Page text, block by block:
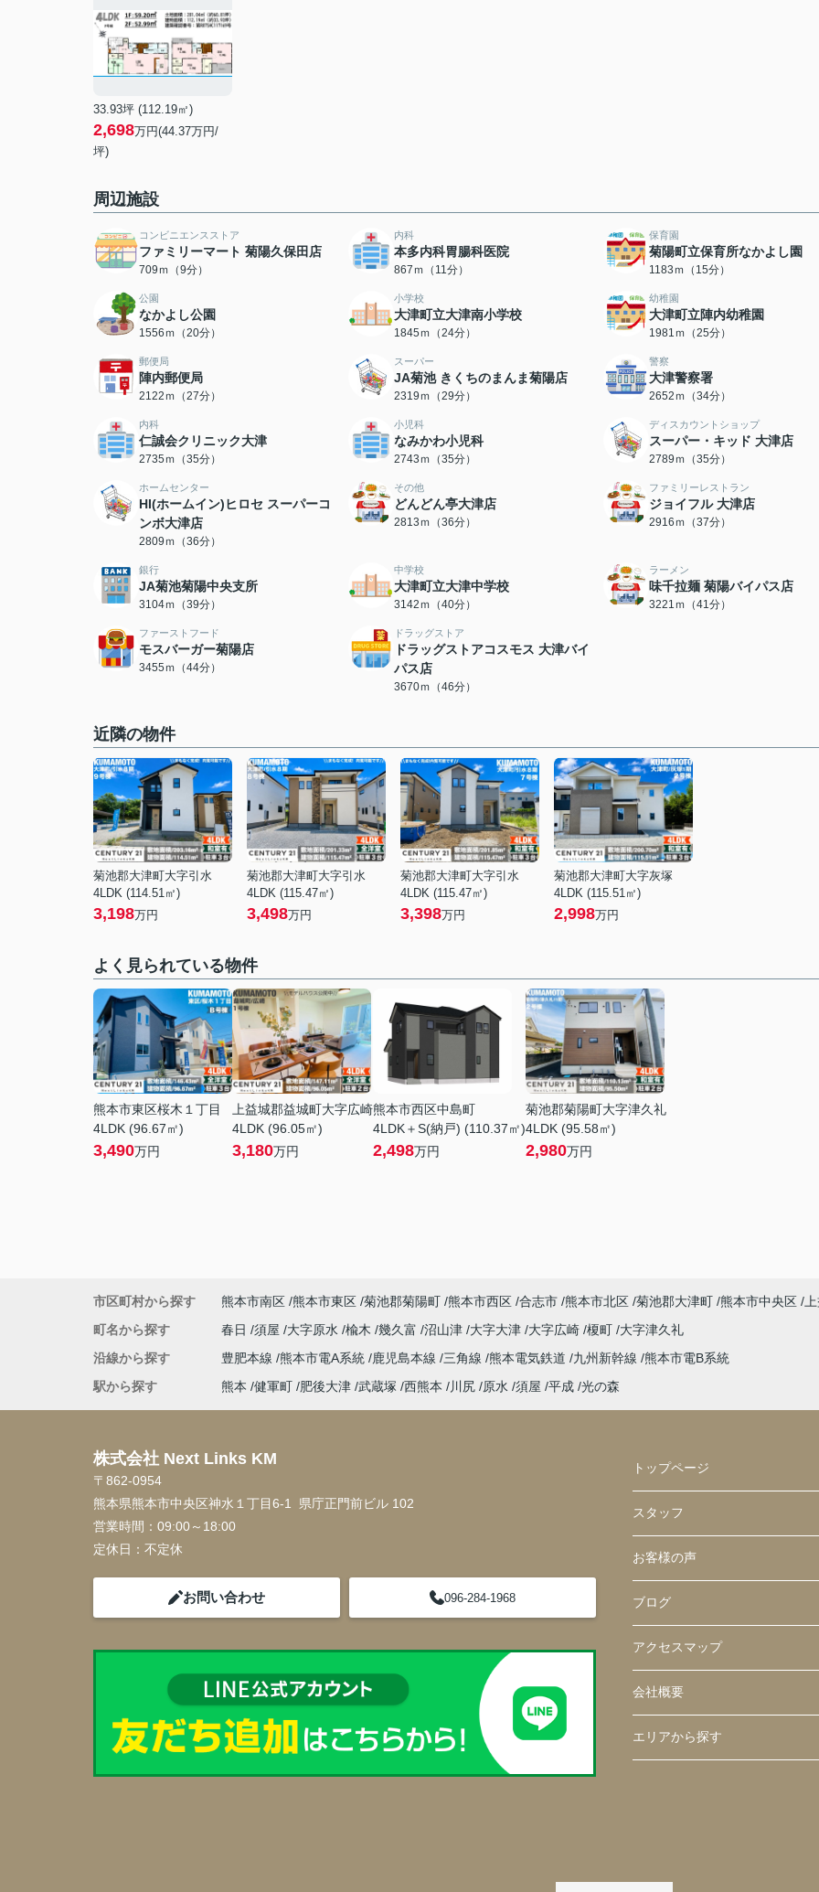
33.93坪 (112.19㎡)
2,698万円(44.37万円/
坪)
周辺施設
コンビニエンスストア
ファミリーマート 菊陽久保田店
709ｍ（9分）
内科
本多内科胃腸科医院
867ｍ（11分）
保育園
菊陽町立保育所なかよし園
1183ｍ（15分）
公園
なかよし公園
1556ｍ（20分）
小学校
大津町立大津南小学校
1845ｍ（24分）
幼稚園
大津町立陣内幼稚園
1981ｍ（25分）
郵便局
陣内郵便局
2122ｍ（27分）
スーパー
JA菊池 きくちのまんま菊陽店
2319ｍ（29分）
警察
大津警察署
2652ｍ（34分）
内科
仁誠会クリニック大津
2735ｍ（35分）
小児科
なみかわ小児科
2743ｍ（35分）
ディスカウントショップ
スーパー・キッド 大津店
2789ｍ（35分）
ホームセンター
HI(ホームイン)ヒロセ スーパーコ
ンボ大津店
2809ｍ（36分）
その他
どんどん亭大津店
2813ｍ（36分）
ファミリーレストラン
ジョイフル 大津店
2916ｍ（37分）
銀行
JA菊池菊陽中央支所
3104ｍ（39分）
中学校
大津町立大津中学校
3142ｍ（40分）
ラーメン
味千拉麺 菊陽バイパス店
3221ｍ（41分）
ファーストフード
モスバーガー菊陽店
3455ｍ（44分）
ドラッグストア
ドラッグストアコスモス 大津バイ
パス店
3670ｍ（46分）
近隣の物件
菊池郡大津町大字引水
4LDK (114.51㎡)
3,198万円
菊池郡大津町大字引水
4LDK (115.47㎡)
3,498万円
菊池郡大津町大字引水
4LDK (115.47㎡)
3,398万円
菊池郡大津町大字灰塚
4LDK (115.51㎡)
2,998万円
よく見られている物件
熊本市東区桜木１丁目
4LDK (96.67㎡)
3,490万円
上益城郡益城町大字広崎
4LDK (96.05㎡)
3,180万円
熊本市西区中島町
4LDK＋S(納戸) (110.37㎡)
2,498万円
菊池郡菊陽町大字津久礼
4LDK (95.58㎡)
2,980万円
市区町村から探す 熊本市南区 熊本市東区 菊池郡菊陽町 熊本市西区 合志市 熊本市北区 菊池郡大津町 熊本市中央区
町名から探す
春日 須屋 大字原水 楡木 幾久富 沼山津 大字大津 大字広崎 榎町 大字津久礼
沿線から探す
豊肥本線 熊本市電A系統 鹿児島本線 三角線 熊本電気鉄道 九州新幹線 熊本市電B系統
駅から探す
熊本 健軍町 肥後大津 武蔵塚 西熊本 川尻 原水 須屋 平成 光の森
株式会社 Next Links KM
〒862-0954
熊本県熊本市中央区神水１丁目6-1 県庁正門前ビル 102
営業時間： 09:00～18:00
定休日： 不定休
お問い合わせ 096-284-1968
トップページ
スタッフ
お客様の声
ブログ
アクセスマップ
会社概要
エリアから探す